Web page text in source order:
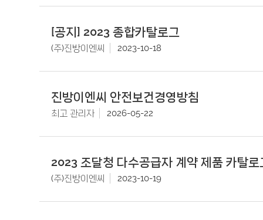
[공지] 2023 종합카탈로그
(주)진방이엔씨 2023-10-18
진방이엔씨 안전보건경영방침
최고 관리자 2026-05-22
2023 조달청 다수공급자 계약 제품 카탈로
(주)진방이엔씨 2023-10-19